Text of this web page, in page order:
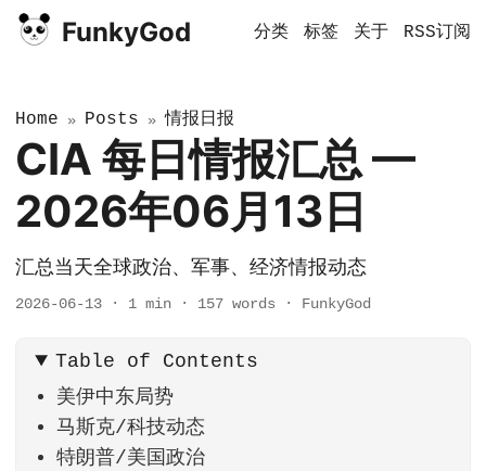
FunkyGod 分类 标签 关于 RSS订阅
Home » Posts »情报日报
CIA 每日情报汇总 —
2026年06月13日
汇总当天全球政治、军事、经济情报动态
2026-06-13 · 1 min · 157 words · FunkyGod
Table of Contents
美伊中东局势
马斯克/科技动态
特朗普/美国政治